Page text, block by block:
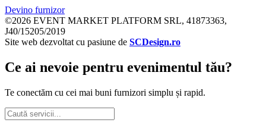
Devino furnizor
©2026 EVENT MARKET PLATFORM SRL, 41873363,
J40/15205/2019
Site web dezvoltat cu pasiune de SCDesign.ro
Ce ai nevoie pentru evenimentul tău?
Te conectăm cu cei mai buni furnizori simplu și rapid.